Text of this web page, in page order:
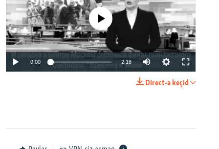
No media source currently available
0:00 2:18
Direct-ə keçid